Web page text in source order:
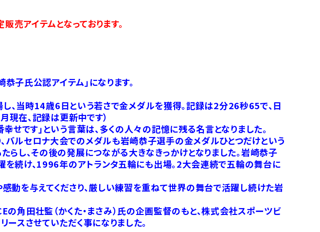
アイテムとなっております。
氏公認アイテム」になります。
当時14歳6日という若さで金メダルを獲得。記録は2分26秒65で、日
在、記録は更新中です）
せです」という言葉は、多くの人々の記憶に残る名言となりました。
ルセロナ大会でのメダルも岩崎恭子選手の金メダルひとつだけという
し、その後の発展につながる大きなきっかけとなりました。岩崎恭子
続け、1996年のアトランタ五輪にも出場。2大会連続で五輪の舞台に
動を与えてくださり、厳しい練習を重ねて世界の舞台で活躍し続けた岩
田壮監（かくた・まさみ）氏の企画監督のもと、株式会社スポーツビ
スさせていただく事になりました。